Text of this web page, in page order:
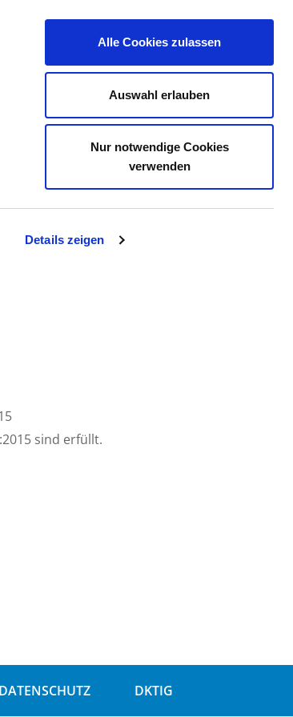
Details zeigen
Alle Cookies zulassen
Auswahl erlauben
Nur notwendige Cookies
verwenden
KONTAKT IHRE MEINUNG
sind erfüllt.
DATENSCHUTZ DKTIG